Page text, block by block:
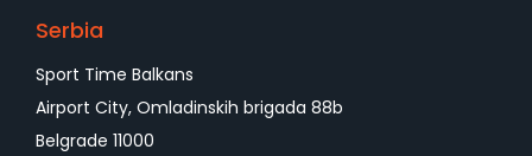
Serbia
Sport Time Balkans
Airport City, Omladinskih brigada 88b
Belgrade 11000